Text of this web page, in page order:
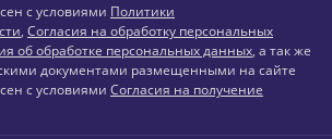
с условиями Политики
, Согласия на обработку персональных
об обработке персональных данных, а так же
документами размещенными на сайте
с условиями Согласия на получение